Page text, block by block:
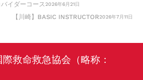
イダーコース2026年6月21日
【川崎】BASIC INSTRUCTOR2026年7月11日
救命救急協会（略称：